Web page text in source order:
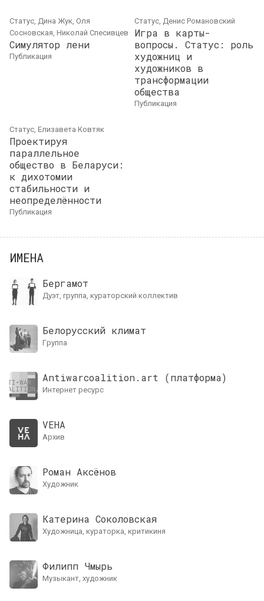
Статус, Дина Жук, Оля
Сосновская, Николай Спесивцев
Симулятор лени
публикация
Статус, Денис Романовский
Игра в карты-
вопросы. Статус: роль
художниц и
художников в
трансформации
общества
публикация
Статус, Елизавета Ковтяк
Проектируя
параллельное
общество в Беларуси:
к дихотомии
стабильности и
неопределённости
публикация
ИМЕНА
Бергамот
дуэт, группа, кураторский коллектив
Белорусский климат
группа
Antiwarcoalition.art (платформа)
интернет ресурс
VEHA
архив
Роман Аксёнов
художник
Катерина Соколовская
художница, кураторка, критикиня
Филипп Чмырь
музыкант, художник